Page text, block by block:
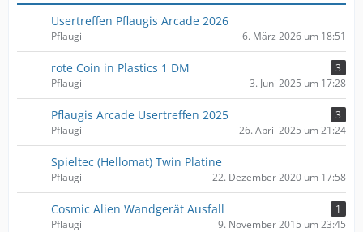
Usertreffen Pflaugis Arcade 2026
Pflaugi 6. März 2026 um 18:51
rote Coin in Plastics 1 DM
3
Pflaugi
3. Juni 2025 um 17:28
Pflaugis Arcade Usertreffen 2025
3
Pflaugi
26. April 2025 um 21:24
Spieltec (Hellomat) Twin Platine
Pflaugi 22. Dezember 2020 um 17:58
Cosmic Alien Wandgerät Ausfall
1
Pflaugi
9. November 2015 um 23:45